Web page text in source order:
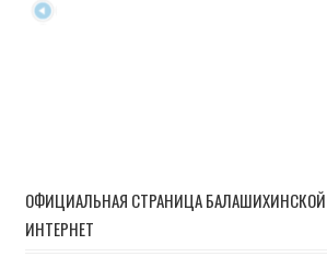
ОФИЦИАЛЬНАЯ СТРАНИЦА БАЛАШИХИНСКОЙ
ИНТЕРНЕТ